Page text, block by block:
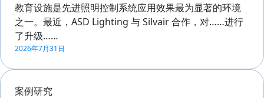
教育设施是先进照明控制系统应用效果最为显著的环境
之一。最近，ASD Lighting 与 Silvair 合作，对……进行
了升级……
2026年7月31日
案例研究